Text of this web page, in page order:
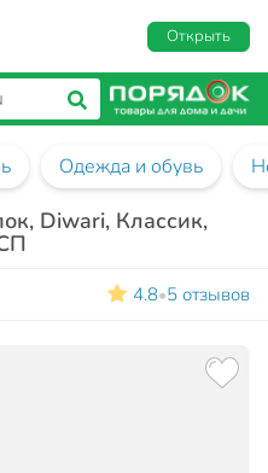
Открыть
Одежда и обувь
Diwari, Классик,
4.8•5 отзывов